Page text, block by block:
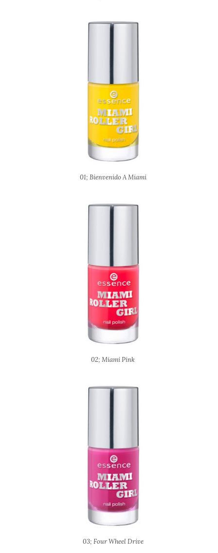
01; Bienvenido A Miami
02; Miami Pink
03; Four Wheel Drive